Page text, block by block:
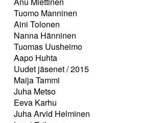
Tuomo Manninen
Aini Tolonen
Nanna Hänninen
Tuomas Uusheimo
Aapo Huhta
Uudet jäsenet / 2015
Maija Tammi
Juha Metso
Eeva Karhu
Juha Arvid Helminen